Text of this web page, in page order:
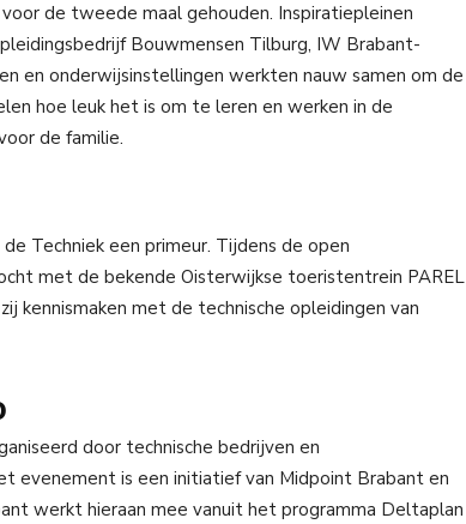
de tweede maal gehouden. Inspiratiepleinen
Bouwmensen Tilburg, IW Brabant-
en onderwijsinstellingen werkten nauw samen om de
hoe leuk het is om te leren en werken in de
de familie.
Techniek een primeur. Tijdens de open
met de bekende Oisterwijkse toeristentrein PAREL
kennismaken met de technische opleidingen van
door technische bedrijven en
evenement is een initiatief van Midpoint Brabant en
werkt hieraan mee vanuit het programma Deltaplan